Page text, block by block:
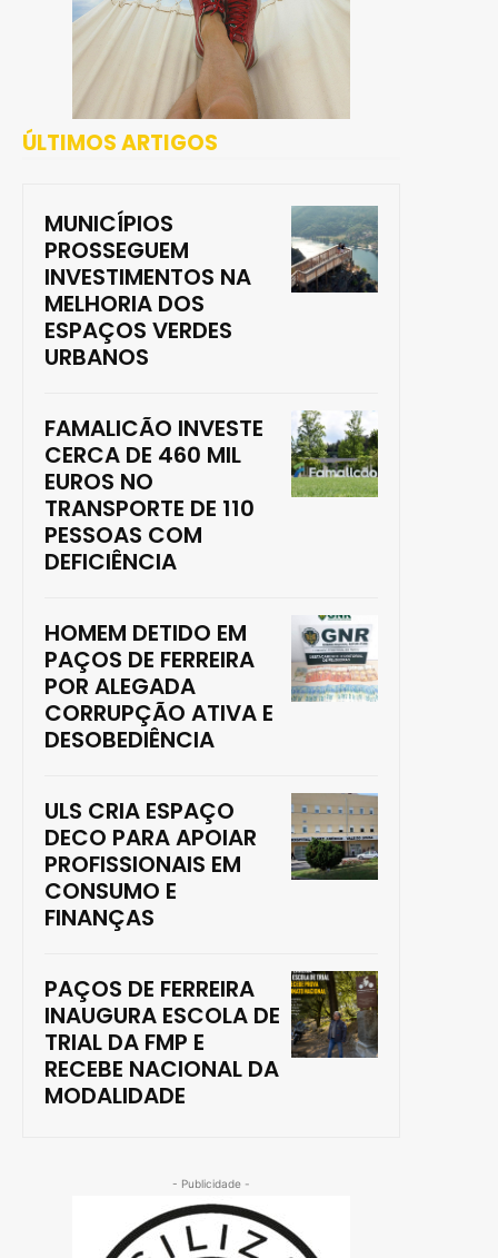
ÚLTIMOS ARTIGOS
MUNICÍPIOS
PROSSEGUEM
INVESTIMENTOS NA
MELHORIA DOS
ESPAÇOS VERDES
URBANOS
FAMALICÃO INVESTE
CERCA DE 460 MIL
EUROS NO
TRANSPORTE DE 110
PESSOAS COM
DEFICIÊNCIA
HOMEM DETIDO EM
PAÇOS DE FERREIRA
POR ALEGADA
CORRUPÇÃO ATIVA E
DESOBEDIÊNCIA
ULS CRIA ESPAÇO
DECO PARA APOIAR
PROFISSIONAIS EM
CONSUMO E
FINANÇAS
PAÇOS DE FERREIRA
INAUGURA ESCOLA DE
TRIAL DA FMP E
RECEBE NACIONAL DA
MODALIDADE
- Publicidade -